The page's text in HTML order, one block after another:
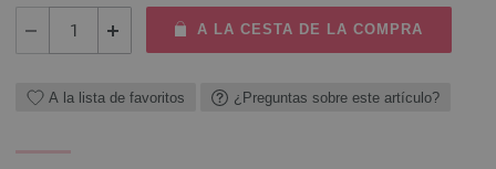
A LA CESTA DE LA COMPRA
A la lista de favoritos ¿Preguntas sobre este artículo?